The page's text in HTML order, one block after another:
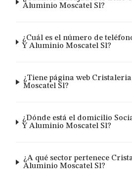
Aluminio Moscatel Sl?
¿Cuál es el número de
Y Aluminio Moscatel Sl?
¿Tiene página web
Moscatel Sl?
¿Dónde está el domicilio
Y Aluminio Moscatel Sl?
¿A qué sector pertenece
Aluminio Moscatel Sl?